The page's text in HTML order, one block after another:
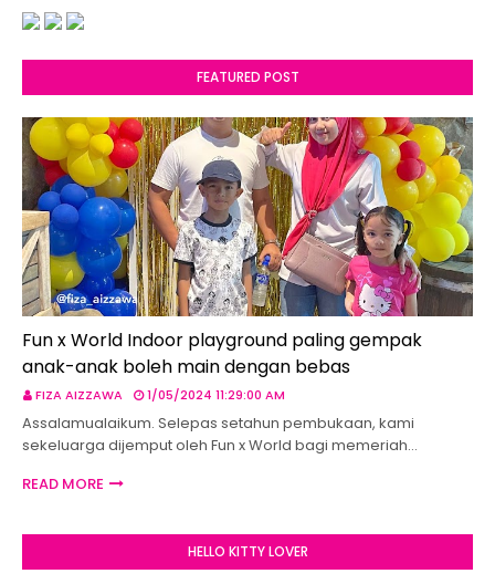
FEATURED POST
Fun x World Indoor playground paling gempak
anak-anak boleh main dengan bebas
FIZA AIZZAWA 1/05/2024 11:29:00 AM
Assalamualaikum. Selepas setahun pembukaan, kami
sekeluarga dijemput oleh Fun x World bagi memeriah…
READ MORE
HELLO KITTY LOVER